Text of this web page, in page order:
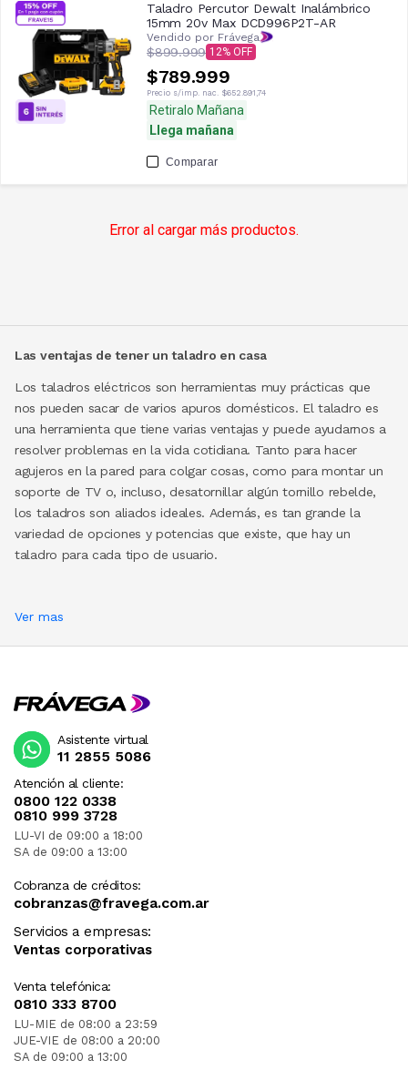
Taladro Percutor Dewalt Inalámbrico
15mm 20v Max DCD996P2T-AR
Vendido por Frávega
$899.999 12
$789.999
Precio s/imp. nac. $652.891,74
Retiralo Mañana
Llega mañana
Comparar
Error al cargar más productos.
Las ventajas de tener un taladro en casa
Los taladros eléctricos son herramientas muy prácticas que
nos pueden sacar de varios apuros domésticos. El taladro es
una herramienta que tiene varias ventajas y puede ayudarnos a
resolver problemas en la vida cotidiana. Tanto para hacer
agujeros en la pared para colgar cosas, como para montar un
soporte de TV o, incluso, desatornillar algún tornillo rebelde,
los taladros son aliados ideales. Además, es tan grande la
variedad de opciones y potencias que existe, que hay un
taladro para cada tipo de usuario.
Ver mas
Atención al cliente:
0800 122 0338
0810 999 3728
LU-VI de 09:00 a 18:00
SA de 09:00 a 13:00
Cobranza de créditos:
cobranzas@fravega.com.ar
Servicios a empresas:
Ventas corporativas
Venta telefónica:
0810 333 8700
LU-MIE de 08:00 a 23:59
JUE-VIE de 08:00 a 20:00
SA de 09:00 a 13:00
Asistente virtual
11 2855 5086